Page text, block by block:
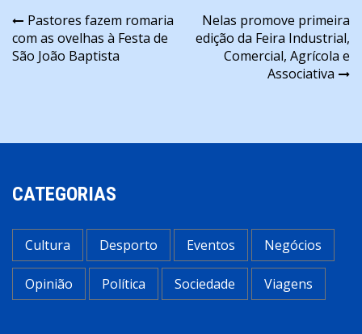
Navegação
de
Pastores fazem romaria
com as ovelhas à Festa de
São João Baptista
Nelas promove primeira
edição da Feira Industrial,
Comercial, Agrícola e
Associativa
CATEGORIAS
Cultura Desporto Eventos Negócios
Opinião Política Sociedade Viagens